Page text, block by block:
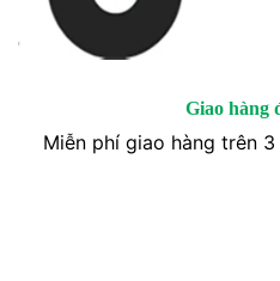
Giao hàng
Miễn phí giao hàng trên